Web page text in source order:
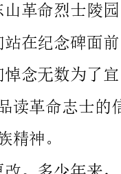
念，我们品读，我们铭记。我们悼念无数为了宜昌解放和繁荣而英
勇捐躯的知名和不知名的英雄;品读革命志士的信仰、坚贞，崇高和
绩一直被人们传诵。不管时代如何变迁，先烈们舍生忘死、前赴后